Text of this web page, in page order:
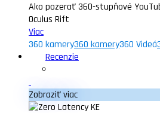
Ako pozerať 360-stupňové
Oculus Rift
Viac
360 kamery360 kamery360 Videá
Recenzie
Zobraziť viac